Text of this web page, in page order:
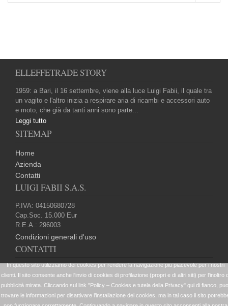
ELLEFFETRADE STORY
1959: a Bari, il 16 settembre, viene alla luce Luigi Fabii, il quale tra
un vagito e l'altro inizia a respirare aria di ricambi e accessori auto
e moto, che già da tanti anni sono parte...
Leggi tutto
SITEMAP
Home
Azienda
Contatti
LUIGI FABII S.A.S.
P.IVA: 04150680728
Cap.Soc. 15.000 Eur
R.E.A.: 296003
Condizioni generali d'uso
CONTATTI
+39 080 5024099
website@elleffetrade.it
+39 080 5022688
Strada vicinale San Giorgio Martire 95 70123 Bari (Ba)